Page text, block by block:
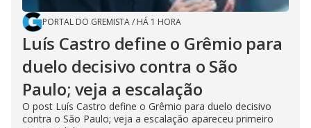
PORTAL DO GREMISTA/ HÁ 1 HORA
Luís Castro define o Grêmio para
duelo decisivo contra o São
Paulo; veja a escalação
O post Luís Castro define o Grêmio para duelo decisivo
contra o São Paulo; veja a escalação apareceu primeiro